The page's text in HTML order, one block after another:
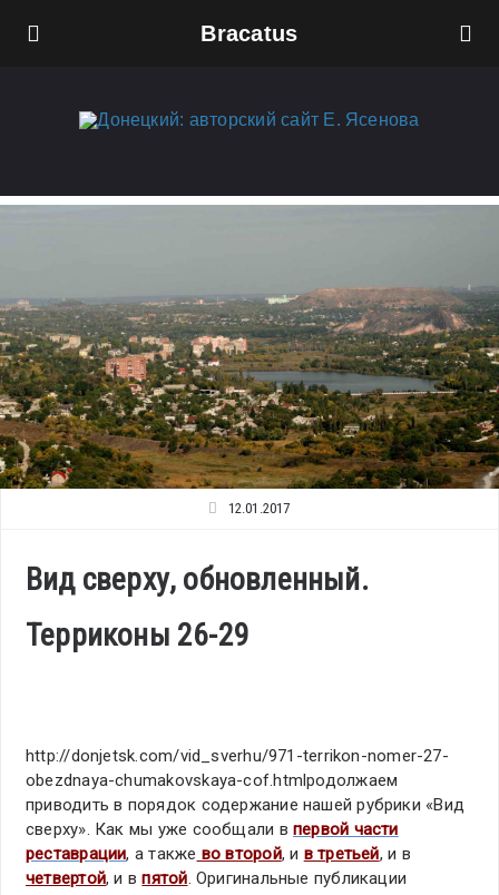
Bracatus
12.01.2017
Вид сверху, обновленный.
Терриконы 26-29
http://donjetsk.com/vid_sverhu/971-terrikon-nomer-27-
obezdnaya-chumakovskaya-cof.htmlродолжаем
приводить в порядок содержание нашей рубрики «Вид
сверху». Как мы уже сообщали в первой части
реставрации, а также во второй, и в третьей, и в
четвертой, и впятой. Оригинальные публикации